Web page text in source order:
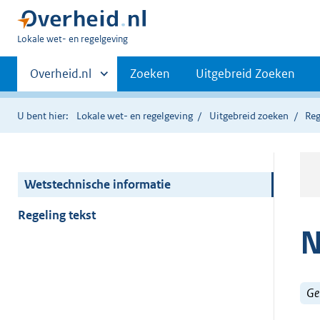
U
hier:
Lokale wet- en regelgeving
Primaire
navigatie
Andere
sites
binnen
Overheid.nl Zoeken Uitgebreid Zoeken
U bent hier: Lokale wet- en regelgeving Uitgebreid zoeken
Wetstechnische informatie
Regeling tekst